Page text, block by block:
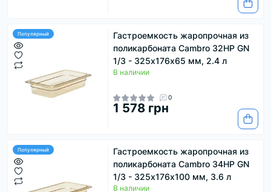
Популярный
Гастроемкость жаропрочная из
поликарбоната Cambro 32HP GN
1/3 - 325х176х65 мм, 2.4 л
В наличии
0
1 578 грн
Популярный
Гастроемкость жаропрочная из
поликарбоната Cambro 34HP GN
1/3 - 325х176х100 мм, 3.6 л
В наличии